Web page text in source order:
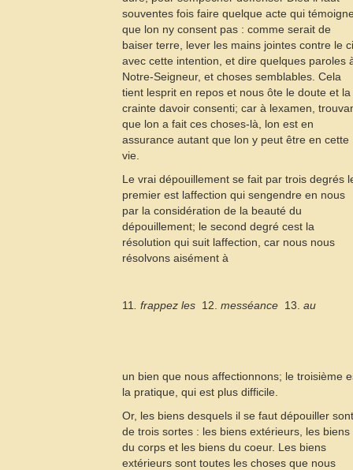
souventes fois faire quelque acte qui
que lon ny consent pas : comme serait de
baiser terre, lever les mains jointes contre le
avec cette intention, et dire quelques paroles
Notre-Seigneur, et choses semblables. Cela
tient lesprit en repos et nous ôte le doute et la
crainte davoir consenti; car à lexamen,
que lon a fait ces choses-là, lon est en
assurance autant que lon y peut être en cette
vie.
Le vrai dépouillement se fait par trois degrés
premier est laffection qui sengendre en nous
par la considération de la beauté du
dépouillement; le second degré cest la
résolution qui suit laffection, car nous nous
résolvons aisément à
11 . frappez les  12. messéance  13. au
un bien que nous affectionnons; le troisième
la pratique, qui est plus difficile.
Or, les biens desquels il se faut dépouiller sont
de trois sortes : les biens extérieurs, les biens
du corps et les biens du coeur. Les biens
extérieurs sont toutes les choses que nous